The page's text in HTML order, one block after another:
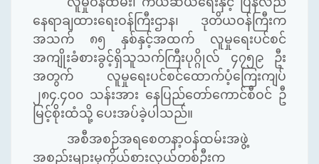
နေရာချထားရေးဝန်ကြီးဌာန၊ ဒုတိယဝန်ကြီးက
အသက် ၈၅ နှစ်နှင့်အထက် လူမှုရေးပင်စင်
အကျိုးခံစားခွင့်ရှိသူသက်ကြီးပုဂ္ဂိုလ် ၄၇၅၉ ဦး
အတွက် လူမှုရေးပင်စင်ထောက်ပံ့ကြေးကျပ်
၂၈၄.၄၀၀ သန်းအား နေပြည်တော်ကောင်စီဝင် ဦ
မြင့်စိုးထံသို့ ပေးအပ်ခဲ့ပါသည်။
အစီအစဉ်အရစေတနာ့ဝန်ထမ်းအဖွဲ့
အစည်းများမှကိုယ်စားလှယ်တစ်ဦးက